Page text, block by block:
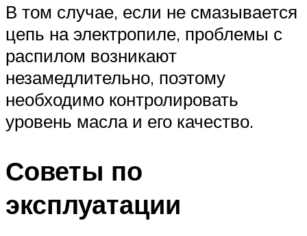
В том случае, если не смазывается
цепь на электропиле, проблемы с
распилом возникают
незамедлительно, поэтому
необходимо контролировать
уровень масла и его качество.
Советы по
эксплуатации